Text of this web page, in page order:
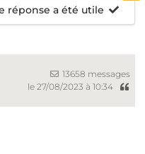
réponse a été utile
13658 messages
le 27/08/2023 à 10:34